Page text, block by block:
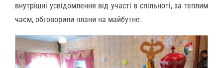
внутрішні усвідомлення від участі в спільноті, за теплим
чаєм, обговорили плани на майбутне.